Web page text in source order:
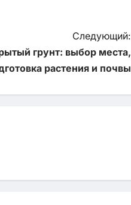
Следующий:
грунт: выбор места,
растения и почвы